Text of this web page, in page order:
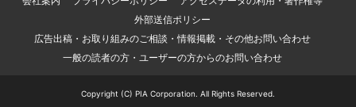
外部送信ポリシー
広告出稿・お取り組みのご相談・情報掲載・その他お問い合わせ
一般の読者の方・ユーザーの方からのお問い合わせ
Copyright (C) PIA Corporation. All Rights Reserved.